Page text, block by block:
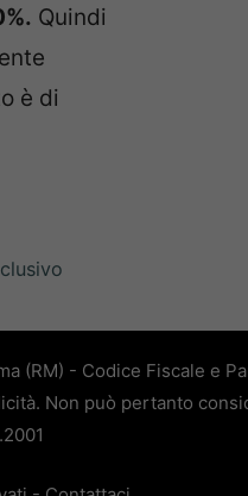
Quindi
è di
(RM) - Codice Fiscale e
Non può pertanto